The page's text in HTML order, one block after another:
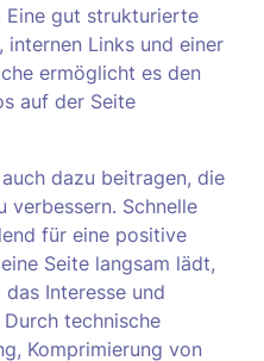
Eine gut strukturierte
internen Links und einer
ermöglicht es den
auf der Seite
dazu beitragen, die
verbessern. Schnelle
für eine positive
Seite langsam lädt,
Interesse und
technische
Komprimierung von